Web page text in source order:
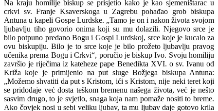
Na kraju homilije biskup se prisjetio kako je kao sjemeništarac u
crkvi sv. Franje Ksaverskoga u Zagrebu pohađao grob biskupa
Antuna u kapeli Gospe Lurdske. „Tamo je on i nakon života svojom
ljubavlju tiho govorio onima koji su mu dolazili. Njegovo srce je
bilo potpuno predano Bogu i Gospi Lurdskoj, srce koje je kucalo za
ovu biskupiju. Bilo je to srce koje je bilo prožeto ljubavlju pravog
učenika prema Bogu i Crkvi“, poručio je biskup Ivo. Svoju homiliju
završio je riječima iz kateheze pape Benedikta XVI. o sv. Ivanu od
Križa koje je primijenio na put sluge Božjega biskupa Antuna:
„Možemo shvatiti da put s Kristom, ići s Kristom, nije neki teret koji
se pridodaje već dosta teškom bremenu našega života, već je nešto
sasvim drugo, to je svjetlo, snaga koja nam pomaže nositi to breme.
Ako čovjek nosi u sebi veliku ljubav, ta mu ljubav daje gotovo krila